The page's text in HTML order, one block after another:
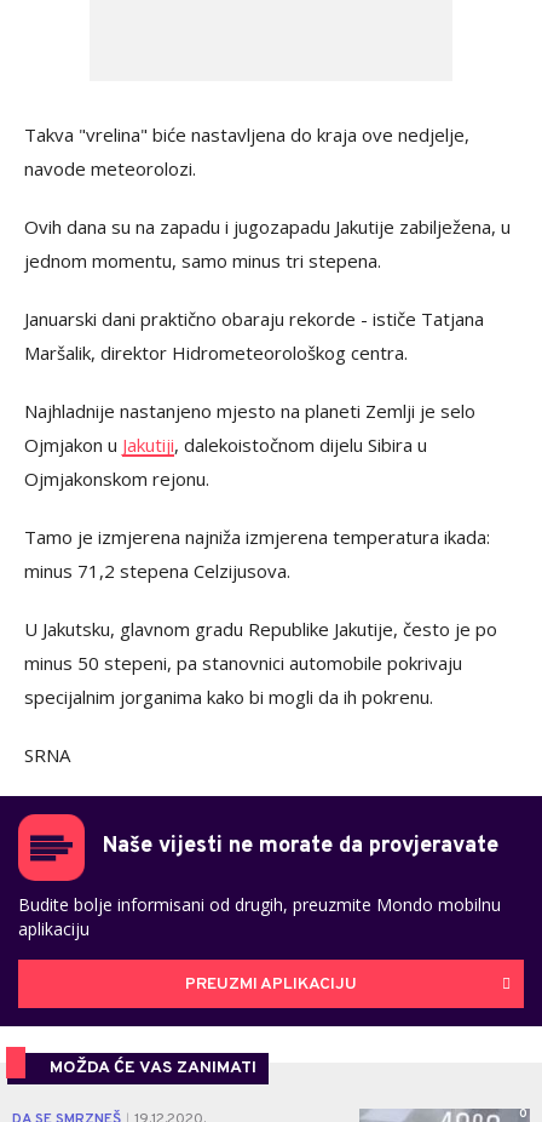
Takva "vrelina" biće nastavljena do kraja ove nedjelje,
navode meteorolozi.
Ovih dana su na zapadu i jugozapadu Jakutije zabilježena, u
jednom momentu, samo minus tri stepena.
Januarski dani praktično obaraju rekorde - ističe Tatjana
Maršalik, direktor Hidrometeorološkog centra.
Najhladnije nastanjeno mjesto na planeti Zemlji je selo
Ojmjakon u Jakutiji, dalekoistočnom dijelu Sibira u
Ojmjakonskom rejonu.
Tamo je izmjerena najniža izmjerena temperatura ikada:
minus 71,2 stepena Celzijusova.
U Jakutsku, glavnom gradu Republike Jakutije, često je po
minus 50 stepeni, pa stanovnici automobile pokrivaju
specijalnim jorganima kako bi mogli da ih pokrenu.
SRNA
Naše vijesti ne morate da provjeravate
Budite bolje informisani od drugih, preuzmite Mondo mobilnu
aplikaciju
PREUZMI APLIKACIJU
MOŽDA ĆE VAS ZANIMATI
0